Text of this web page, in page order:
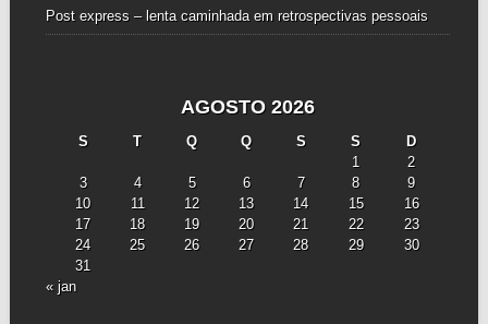
Post express – lenta caminhadaem retrospectivas pessoais
AGOSTO 2026
S T Q Q S S
D
1
2
3
4 5 6 7 8
9
10
11 12 13 14 15
16
17
18 19 20 21 22
23
24
25 26 27 28 29
30
31
« jan